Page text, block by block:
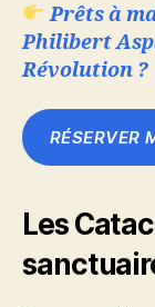
Prêts à
Philibert
Révolution ?
RÉSERVER
Les